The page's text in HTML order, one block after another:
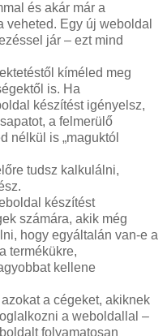
és akár már a
veheted. Egy új weboldal
jár – ezt mind
kíméled meg
is. Ha
készítést igényelsz,
a felmerülő
nélkül is „maguktól
tudsz kalkulálni,
készítést
számára, akik még
hogy egyáltalán van-e a
termékükre,
kellene
a cégeket, akiknek
a weboldallal –
folyamatosan